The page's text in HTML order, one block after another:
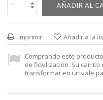
AÑADIR AL
Imprimir Añadir a la
Comprando este
de fidelización. Su carrito
transformar en un vale